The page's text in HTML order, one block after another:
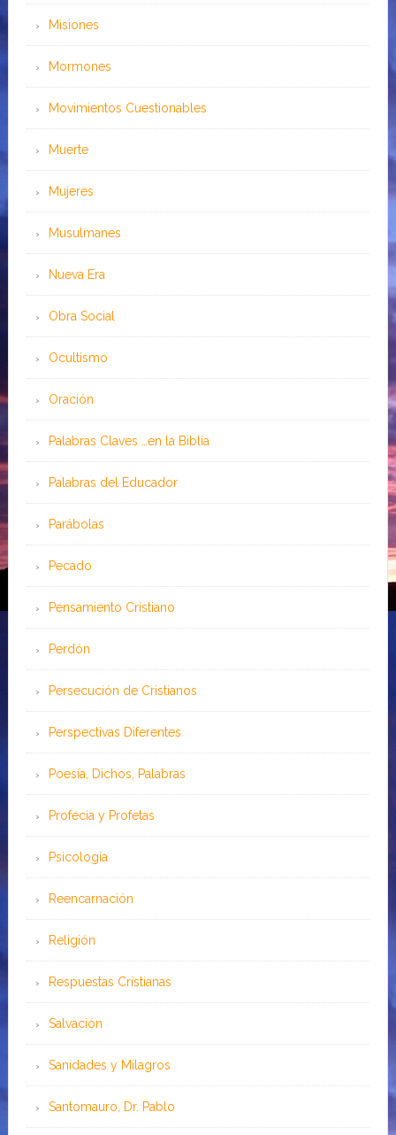
Misiones
Mormones
Movimientos Cuestionables
Muerte
Mujeres
Musulmanes
Nueva Era
Obra Social
Ocultismo
Oración
Palabras Claves …en la Biblia
Palabras del Educador
Parábolas
Pecado
Pensamiento Cristiano
Perdón
Persecución de Cristianos
Perspectivas Diferentes
Poesía, Dichos, Palabras
Profecía y Profetas
Psicología
Reencarnación
Religión
Respuestas Cristianas
Salvación
Sanidades y Milagros
Santomauro, Dr. Pablo